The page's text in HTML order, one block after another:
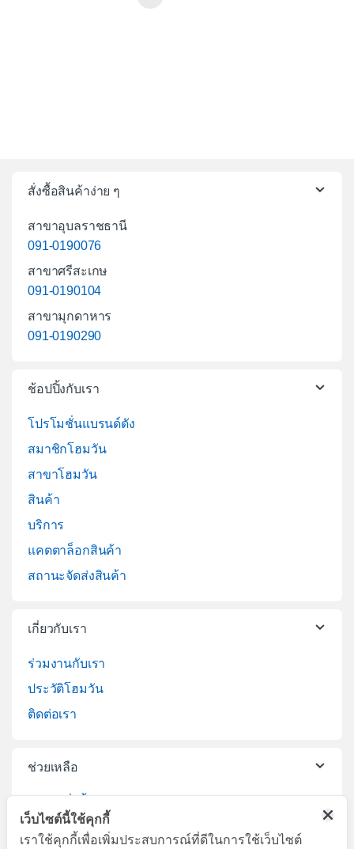
สั่งซื้อสินค้าง่าย ๆ
สาขาอุบลราชธานี
091-0190076
สาขาศรีสะเกษ
091-0190104
สาขามุกดาหาร
091-0190290
ช้อปปิ้งกับเรา
โปรโมชั่นแบรนด์ดัง
สมาชิกโฮมวัน
สาขาโฮมวัน
สินค้า
บริการ
แคตตาล็อกสินค้า
สถานะจัดส่งสินค้า
เกี่ยวกับเรา
ร่วมงานกับเรา
ประวัติโฮมวัน
ติดต่อเรา
ช่วยเหลือ
บริการจัดส่งสินค้า
เว็บไซต์นี้ใช้คุกกี้
เราใช้คุกกี้เพื่อเพิ่มประสบการณ์ที่ดีในการใช้เว็บไซต์